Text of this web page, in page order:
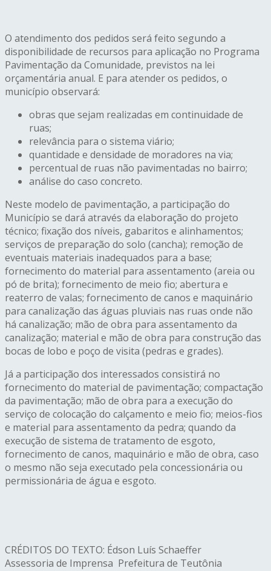
O atendimento dos pedidos será feito segundo a
disponibilidade de recursos para aplicação no Programa
Pavimentação da Comunidade, previstos na lei
orçamentária anual. E para atender os pedidos, o
município observará:
obras que sejam realizadas em continuidade de
ruas;
relevância para o sistema viário;
quantidade e densidade de moradores na via;
percentual de ruas não pavimentadas no bairro;
análise do caso concreto.
Neste modelo de pavimentação, a participação do
Município se dará através da elaboração do projeto
técnico; fixação dos níveis, gabaritos e alinhamentos;
serviços de preparação do solo (cancha); remoção de
eventuais materiais inadequados para a base;
fornecimento do material para assentamento (areia ou
pó de brita); fornecimento de meio fio; abertura e
reaterro de valas; fornecimento de canos e maquinário
para canalização das águas pluviais nas ruas onde não
há canalização; mão de obra para assentamento da
canalização; material e mão de obra para construção das
bocas de lobo e poço de visita (pedras e grades).
Já a participação dos interessados consistirá no
fornecimento do material de pavimentação; compactação
da pavimentação; mão de obra para a execução do
serviço de colocação do calçamento e meio fio; meios-fios
e material para assentamento da pedra; quando da
execução de sistema de tratamento de esgoto,
fornecimento de canos, maquinário e mão de obra, caso
o mesmo não seja executado pela concessionária ou
permissionária de água e esgoto.
CRÉDITOS DO TEXTO: Édson Luís Schaeffer
Assessoria de Imprensa Prefeitura de Teutônia